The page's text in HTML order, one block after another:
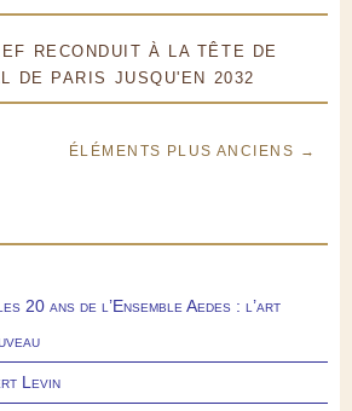
RECONDUIT À LA TÊTE DE
DE PARIS JUSQU'EN 2032
ÉLÉMENTS PLUS ANCIENS →
20 ans de l’Ensemble Aedes : l’art
Levin